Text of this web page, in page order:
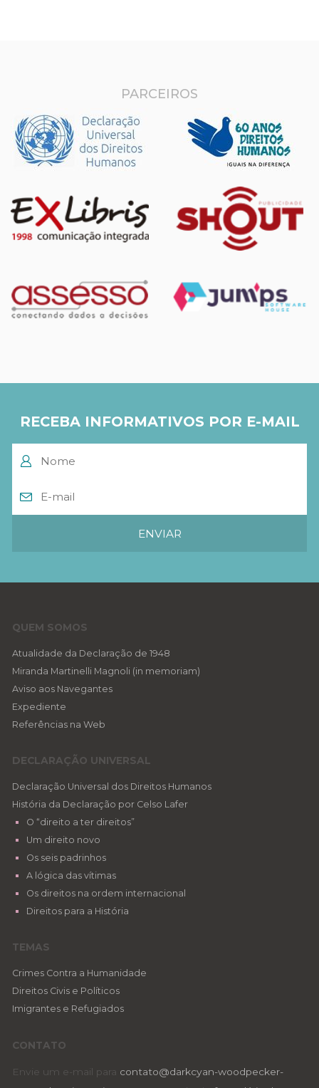
PARCEIROS
RECEBA INFORMATIVOS POR E-MAIL
QUEM SOMOS
Atualidade da Declaração de 1948
Miranda Martinelli Magnoli (in memoriam)
Aviso aos Navegantes
Expediente
Referências na Web
DECLARAÇÃO UNIVERSAL
Declaração Universal dos Direitos Humanos
História da Declaração por Celso Lafer
O “direito a ter direitos”
Um direito novo
Os seis padrinhos
A lógica das vítimas
Os direitos na ordem internacional
Direitos para a História
TEMAS
Crimes Contra a Humanidade
Direitos Civis e Políticos
Imigrantes e Refugiados
CONTATO
Envie um e-mail para contato@darkcyan-woodpecker-